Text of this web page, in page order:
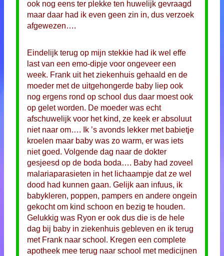
ook nog eens ter plekke ten huwelijk gevraagd
maar daar had ik even geen zin in, dus verzoek
afgewezen….
Eindelijk terug op mijn stekkie had ik wel effe
last van een emo-dipje voor ongeveer een
week. Frank uit het ziekenhuis gehaald en de
moeder met de uitgehongerde baby liep ook
nog ergens rond op school dus daar moest ook
op gelet worden. De moeder was echt
afschuwelijk voor het kind, ze keek er absoluut
niet naar om…. Ik ’s avonds lekker met babietje
kroelen maar baby was zo warm, er was iets
niet goed. Volgende dag naar de dokter
gesjeesd op de boda boda…. Baby had zoveel
malariaparasieten in het lichaampje dat ze wel
dood had kunnen gaan. Gelijk aan infuus, ik
babykleren, poppen, pampers en andere ongein
gekocht om kind schoon en bezig te houden.
Gelukkig was Ryon er ook dus die is de hele
dag bij baby in ziekenhuis gebleven en ik terug
met Frank naar school. Kregen een complete
apotheek mee terug naar school met medicijnen